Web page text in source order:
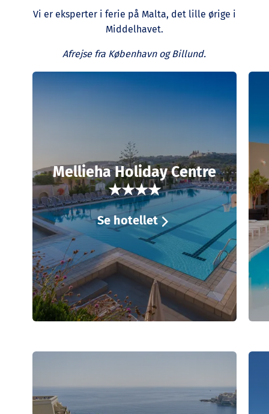
Vi er eksperter i ferie på Malta, det lille ørige i
Middelhavet.
Afrejse fra København og Billund.
Mellieha Holiday Centre
★★★★
Se hotellet